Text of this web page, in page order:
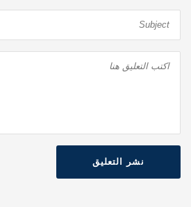
نشر التعليق